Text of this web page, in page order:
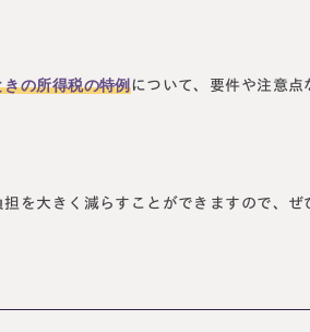
の所得税の特例について、要件や注意
を大きく減らすことができますので、